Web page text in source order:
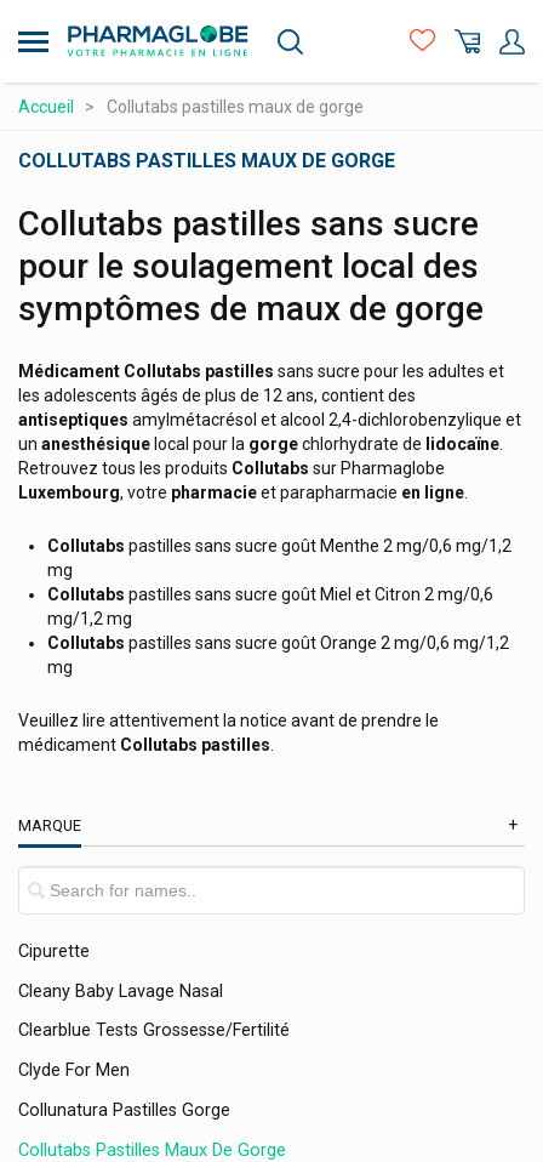
au
principal
Compléments alimentaires
Matériel médical et premiers soins
Médicaments et santé
Minceur et Sport
Naturopathie
Orthopédie et contention
Prix attractifs
Produits vétérinaires
Vitamines et alimentation
Accueil Collutabs pastilles maux de gorge
COLLUTABS PASTILLES MAUX DE GORGE
Collutabs pastilles sans sucre
pour le soulagement local des
symptômes de maux de gorge
Médicament Collutabs pastilles sans sucre pour les adultes et
les adolescents âgés de plus de 12 ans, contient des
antiseptiques amylmétacrésol et alcool 2,4-dichlorobenzylique et
un anesthésique local pour la gorgechlorhydrate de lidocaïne.
Retrouvez tous les produits Collutabs sur Pharmaglobe
Luxembourg, votre pharmacieet parapharmacie en ligne.
Collutabs pastilles sans sucre goût Menthe 2 mg/0,6 mg/1,2
mg
Collutabs pastilles sans sucre goût Miel et Citron 2 mg/0,6
mg/1,2 mg
Collutabs pastilles sans sucre goût Orange 2 mg/0,6 mg/1,2
mg
Veuillez lire attentivement la notice avant de prendre le
médicament Collutabs pastilles.
MARQUE
Cantabria Labs Heliocare
Carmex
Caudalie Visage & Corps
Cb12 Haleine Fraîche
Cbf Medical
Cbx Medical
Celtivet
Cenexi
Cerave Produits Cosmétiques
Certmedica International
Cetaphil
Ceva
Château Rouge Cosmétiques
Cheplapharm
Chiefs
Chobix
Christophe Robin Soins Cheveux
Cicamanuka Cosmetics Au Miel De Manuka
Cipurette
Cleany Baby Lavage Nasal
Clearblue Tests Grossesse/fertilité
Clyde For Men
Collunatura Pastilles Gorge
Collutabs Pastilles Maux De Gorge